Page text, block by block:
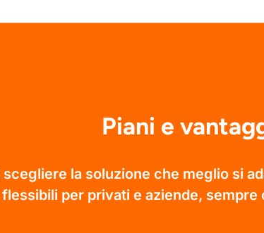
Piani e
la soluzione che meglio si
per privati e aziende,